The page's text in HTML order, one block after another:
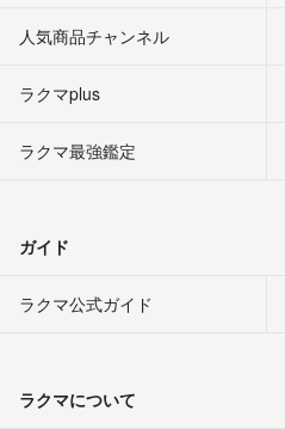
人気商品チャンネル
ラクマplus
ラクマ最強鑑定
ガイド
ラクマ公式ガイド
ラクマについて